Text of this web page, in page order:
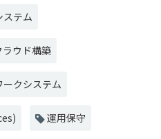
ステム
ラウド構築
ークシステム
運用保守